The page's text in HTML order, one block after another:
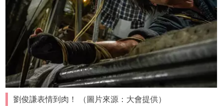
劉俊謙表情到肉！ （圖片來源：大會提供）